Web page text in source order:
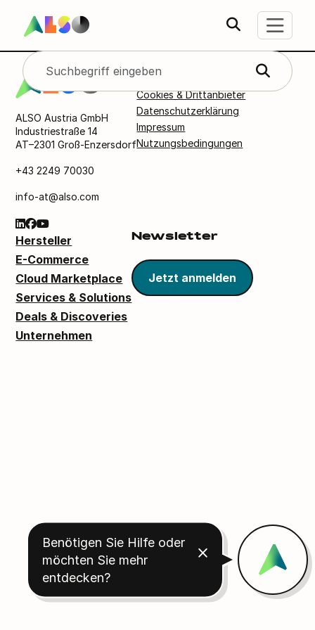
ALSO Austria GmbH
Industriestraße 14
AT–2301 Groß-Enzersdorf
+43 2249 70030
info-at@also.com
AGB
Cookies & Drittanbieter
Datenschutzerklärung
Impressum
Nutzungsbedingungen
Hersteller
E-Commerce
Cloud Marketplace
Services & Solutions
Deals & Discoveries
Unternehmen
Newsletter
Jetzt anmelden
Benötigen Sie Hilfe oder
möchten Sie mehr
entdecken?